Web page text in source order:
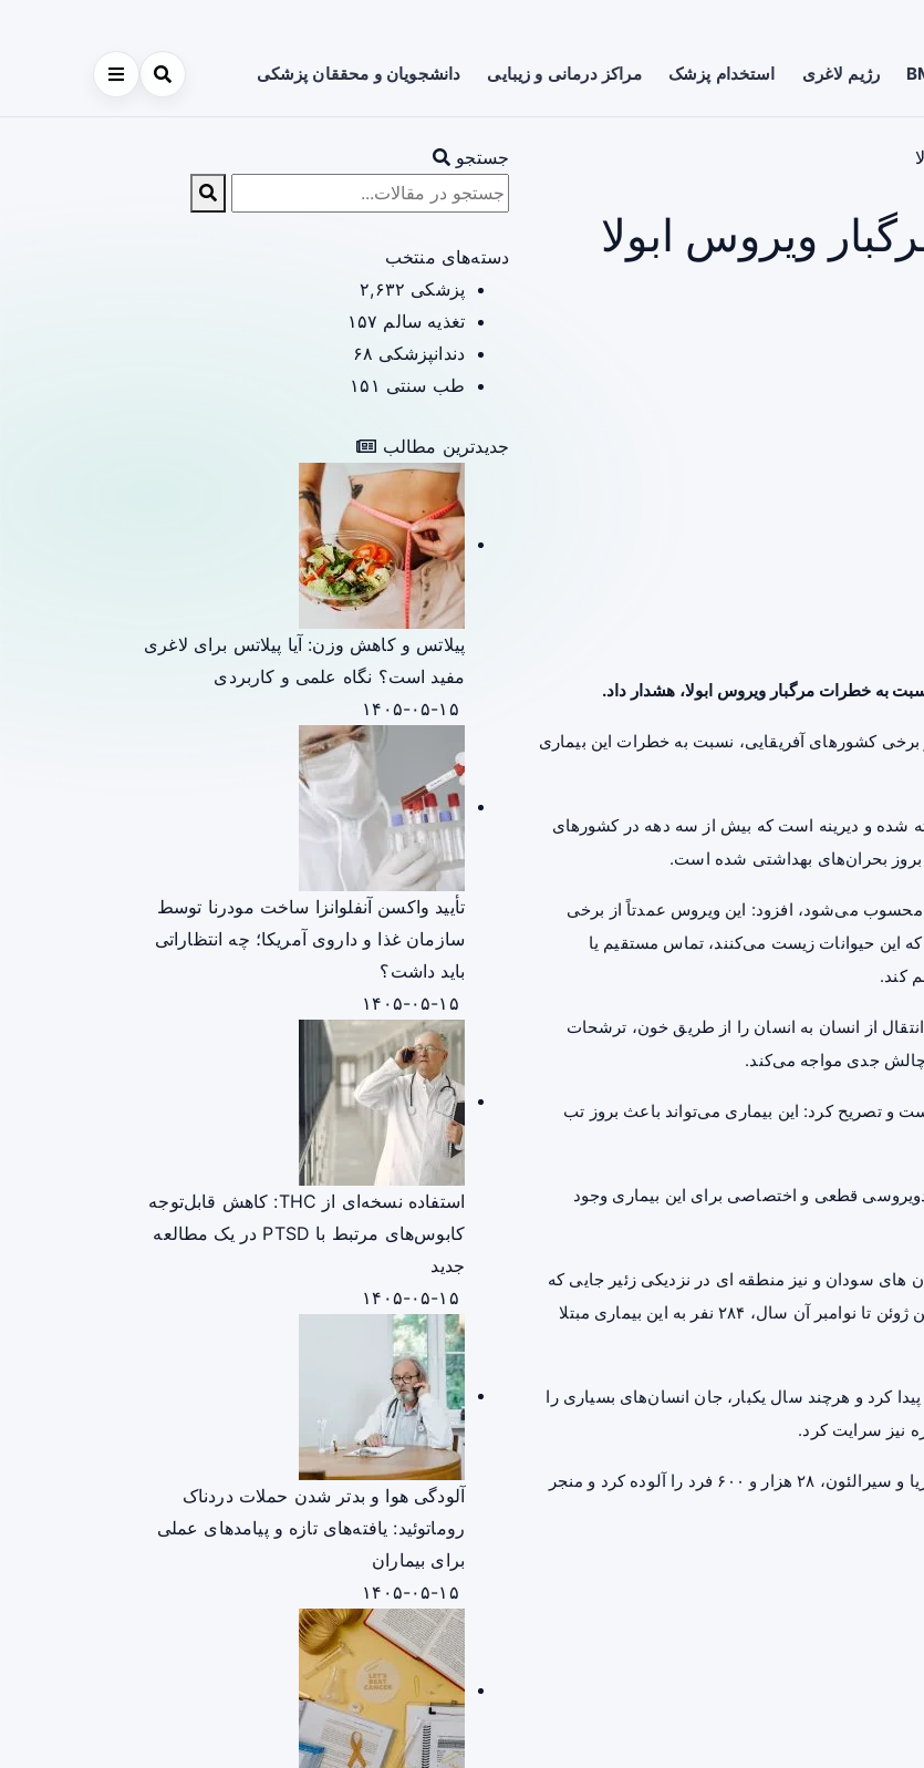
رژیم لاغری استخدام پزشک مراکز درمانی و زیبایی دانشجویان و محققان پزشکی
ویروس ابولا
به خطرات مرگبار ویروس ابولا، هشدار داد.
برخی کشورهای آفریقایی، نسبت به خطرات این بیماری
شده و دیرینه است که بیش از سه دهه در کشورهای
بحران‌های بهداشتی شده است.
محسوب می‌شود، افزود: این ویروس عمدتاً از برخی
این حیوانات زیست می‌کنند، تماس مستقیم یا
کند.
از انسان به انسان را از طریق خون، ترشحات
جدی مواجه می‌کند.
و تصریح کرد: این بیماری می‌تواند باعث بروز تب
قطعی و اختصاصی برای این بیماری وجود
اولین بار در سال ۱۹۷۶ در یکی از استان های سودان و نیز منطقه ای در نزدیکی زئیر جایی که
هم اکنون جمهوری دمکراتیک کنگو نامیده می شود، شناسایی شد. بین ژوئن تا نوامبر آن سال، ۲۸۴ نفر به این بیماری مبتلا
کرد و هرچند سال یکبار، جان انسان‌های بسیاری را
نیز سرایت کرد.
شیوع ابولا در سال‌های ۲۰۱۴ تا ۲۰۱۶ در چند کشور از جمله گینه، لیبریا و سیرالئون، ۲۸ هزار و ۶۰۰ فرد را آلوده کرد و منجر
جستجو
دسته‌های منتخب
پزشکی ۲,۶۳۲
تغذیه سالم ۱۵۷
دندانپزشکی ۶۸
طب سنتی ۱۵۱
جدیدترین مطالب
پیلاتس و کاهش وزن: آیا پیلاتس برای لاغری
مفید است؟ نگاه علمی و کاربردی
تأیید واکسن آنفلوانزا ساخت مودرنا توسط
سازمان غذا و داروی آمریکا؛ چه انتظاراتی
باید داشت؟
استفاده نسخه‌ای از THC: کاهش قابل‌توجه
کابوس‌های مرتبط با PTSD در یک مطالعه
جدید
آلودگی هوا و بدتر شدن حملات دردناک
روماتوئید: یافته‌های تازه و پیامدهای عملی
برای بیماران